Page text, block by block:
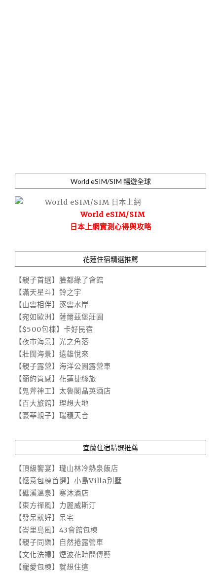
World eSIM/SIM 暢遊全球
World eSIM/SIM
日本上網實測心得與攻略
花蓮住宿精選推薦
【親子首選】臉都綠了會館
【滿天星斗】鈴之宇
【山雲相伴】逐雲水岸
【宛如歐洲】薩爾茲堡莊園
【$500包棟】卡好民宿
【夜市海景】光之角落
【壯闊海景】遠雄悅來
【親子露營】海洋公園露營車
【簡約質感】花蓮捷絲旅
【鬼斧神工】太魯閣晶英酒店
【百大旅館】理想大地
【豪華親子】瑞穗天合
宜蘭住宿精選推薦
【頂級饗宴】瓏山林冷熱泉飯店
【愜意包棟首選】小島Villa別墅
【礁溪溫泉】寒沐酒店
【東方禪風】力麗威斯汀
【發呆就好】呆宅
【峇里島風】43會館包棟
【親子同樂】自然捲露營車
【文化洗禮】煙波花時間傳藝
【寵愛包棟】就想住這